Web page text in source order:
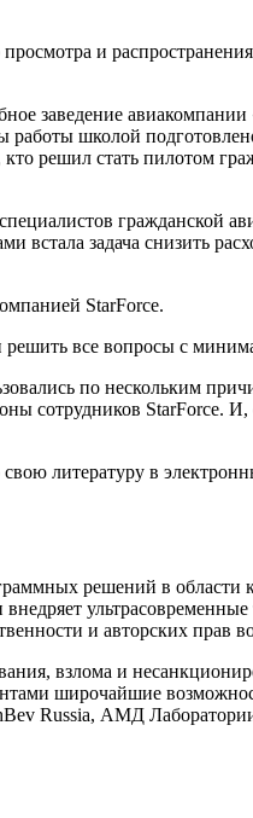
и
заведение
школой
решил стать пилотом
гражданской
задача снизить
StarForce.
все вопросы с
по нескольким
сотрудников StarForce.
литературу в
решений в области
и авторских прав
взлома и
широчайшие
Russia, АМД